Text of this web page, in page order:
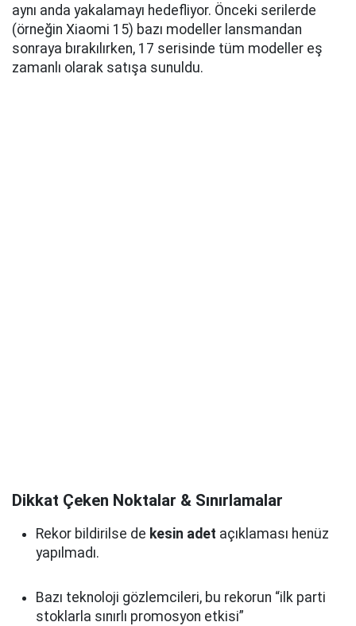
aynı anda yakalamayı hedefliyor. Önceki serilerde
(örneğin Xiaomi 15) bazı modeller lansmandan
sonraya bırakılırken, 17 serisinde tüm modeller eş
zamanlı olarak satışa sunuldu.
Dikkat Çeken Noktalar & Sınırlamalar
Rekor bildirilse de kesin adet açıklaması henüz
yapılmadı.
Bazı teknoloji gözlemcileri, bu rekorun “ilk parti
stoklarla sınırlı promosyon etkisi”